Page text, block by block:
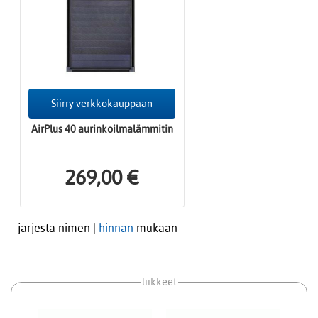
Siirry verkkokauppaan
AirPlus 40 aurinkoilmalämmitin
269,00 €
järjestä nimen | hinnan mukaan
liikkeet